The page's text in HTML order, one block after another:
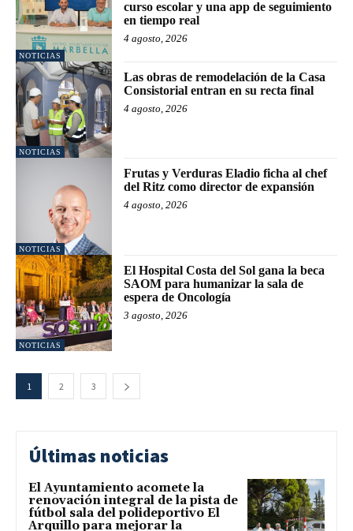
NOTICIAS
curso escolar y una app de seguimiento
en tiempo real
4 agosto, 2026
NOTICIAS
Las obras de remodelación de la Casa
Consistorial entran en su recta final
4 agosto, 2026
NOTICIAS
Frutas y Verduras Eladio ficha al chef
del Ritz como director de expansión
4 agosto, 2026
NOTICIAS
El Hospital Costa del Sol gana la beca
SAOM para humanizar la sala de
espera de Oncología
3 agosto, 2026
1 2 3
Últimas noticias
El Ayuntamiento acomete la
renovación integral de la pista de
fútbol sala del polideportivo El
Arquillo para mejorar la